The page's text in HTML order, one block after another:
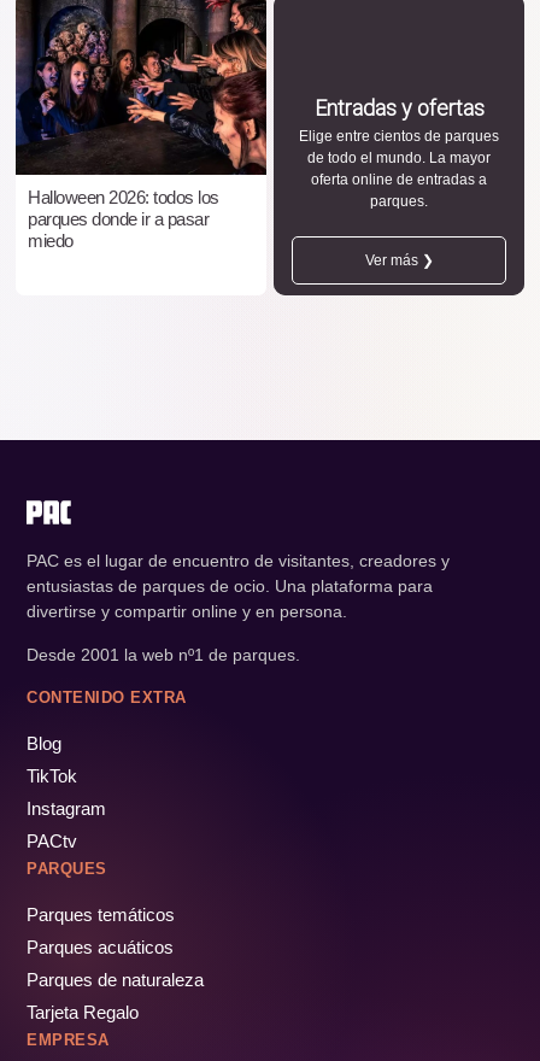
Halloween 2026: todos los
parques donde ir a pasar
miedo
Entradas y ofertas
Elige entre cientos de parques
de todo el mundo. La mayor
oferta online de entradas a
parques.
Ver más ❯
PAC es el lugar de encuentro de visitantes, creadores y
entusiastas de parques de ocio. Una plataforma para
divertirse y compartir online y en persona.
Desde 2001 la web nº1 de parques.
CONTENIDO EXTRA
Blog
TikTok
Instagram
PACtv
PARQUES
Parques temáticos
Parques acuáticos
Parques de naturaleza
Tarjeta Regalo
EMPRESA